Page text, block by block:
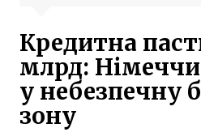
Кредитна
млрд:
у небезпечну
зону